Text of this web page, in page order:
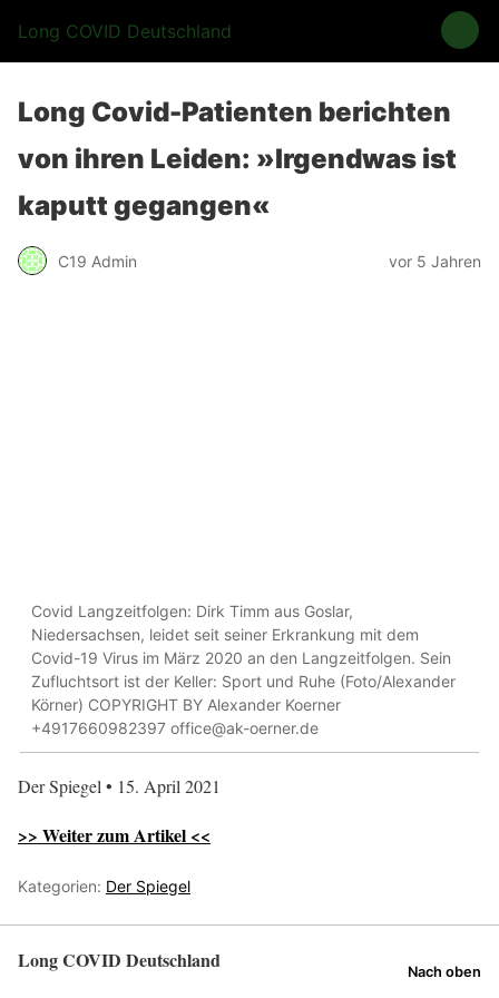
Long COVID Deutschland
Long Covid-Patienten berichten
von ihren Leiden: »Irgendwas ist
kaputt gegangen«
C19 Admin vor 5 Jahren
Covid Langzeitfolgen: Dirk Timm aus Goslar,
Niedersachsen, leidet seit seiner Erkrankung mit dem
Covid-19 Virus im März 2020 an den Langzeitfolgen. Sein
Zufluchtsort ist der Keller: Sport und Ruhe (Foto/Alexander
Körner) COPYRIGHT BY Alexander Koerner
+4917660982397 office@ak-oerner.de
Der Spiegel • 15. April 2021
>> Weiter zum Artikel <<
Kategorien: Der Spiegel
Long COVID Deutschland Nach oben